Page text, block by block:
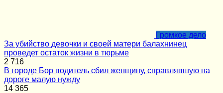
Громкое дело
За убийство девочки и своей матери балахнинец
проведет остаток жизни в тюрьме
2 716
В городе Бор водитель сбил женщину, справлявшую на
дороге малую нужду
14 365